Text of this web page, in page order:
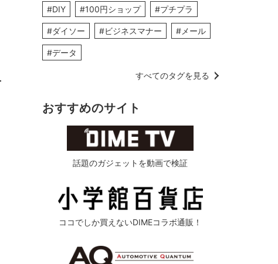
#DIY #100円ショップ #プチプラ
#ダイソー #ビジネスマナー #メール
#データ
すべてのタグを見る
おすすめのサイト
話題のガジェットを動画で検証
ココでしか買えないDIMEコラボ通販！